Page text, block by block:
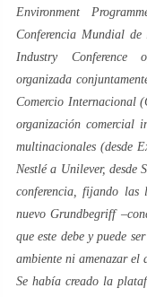
Environment
Conferencia Mundial
Industry Conference
organizada
Comercio Internacional
organización comercial
multinacionales (desde
Nestlé a Unilever,
conferencia, fijando las
nuevoGrundbegriff
que este debe y puede
ambiente ni amenazar el
Se había creado la